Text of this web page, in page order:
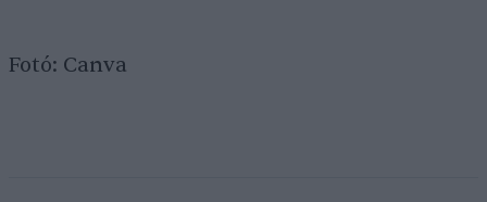
Fotó: Canva